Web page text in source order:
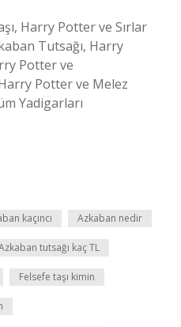
Harry Potter ve Sırlar
Tutsağı, Harry
Potter ve
Potter ve Melez
Yadigarları
kaçıncı Azkaban nedir
tutsağı kaç TL
Felsefe taşı kimin